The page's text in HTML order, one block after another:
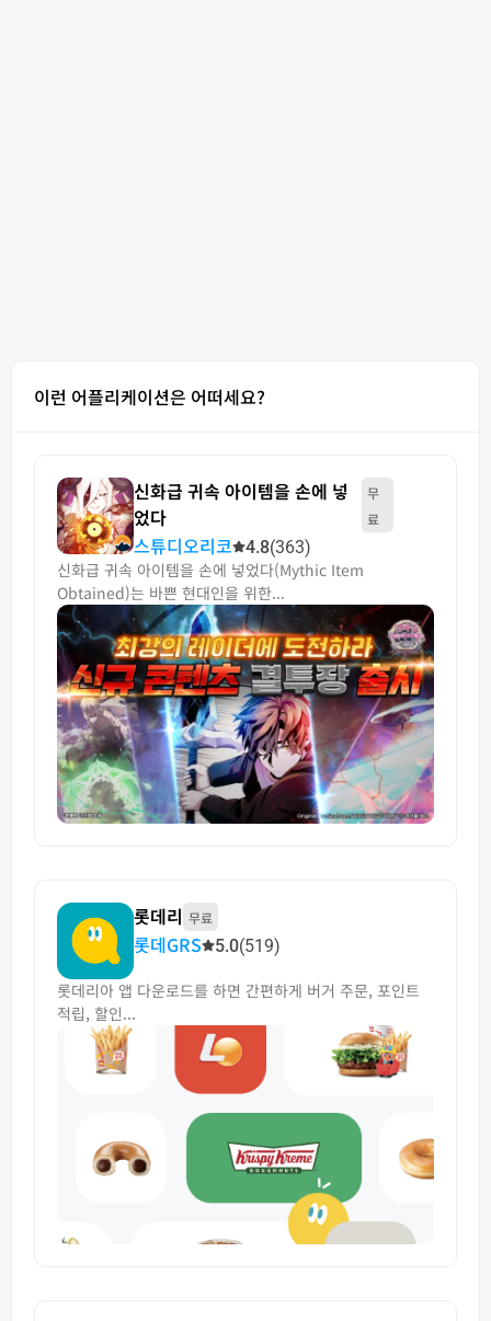
이런 어플리케이션은 어떠세요?
신화급 귀속 아이템을 손에 넣
었다
무
료
스튜디오리코 4.8(363)
신화급 귀속 아이템을 손에 넣었다(Mythic Item
Obtained)는 바쁜 현대인을 위한...
롯데리 무료
롯데GRS 5.0(519)
롯데리아 앱 다운로드를 하면 간편하게 버거 주문, 포인트
적립, 할인...